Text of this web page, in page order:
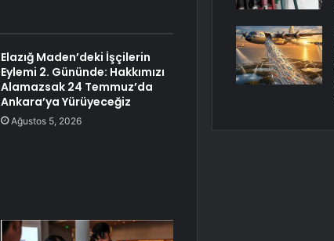
Elazığ Maden’deki İşçilerin
Eylemi 2. Gününde: Hakkımızı
Alamazsak 24 Temmuz’da
Ankara’ya Yürüyeceğiz
Ağustos 5, 2026